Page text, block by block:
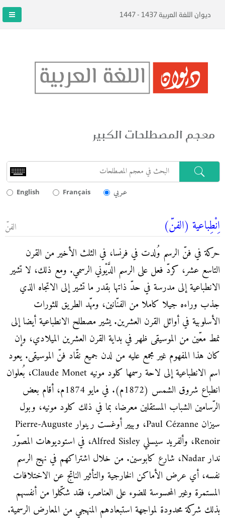
ديوان اللغة العربية 1437 - 1447
معجم المصطلحات الكبير
English Français عـربي
اِنْطِباعية (الفنّ) الفنّ
حركة في فنّ الرسم وُلدت في فرنسا، في الثلث الأخير من القرن
التاسع عشر، كردّ فعل على الرسم الدَّيْوني الرسمي. ومع ذلك، لا تشير
الانطباعية إلى مدرسة في حدّ ذاتها بقدر ما تشير إلى الاتجاه الذي
جذب وراءه جيلا كاملا من الفنّانين، ومهّد الطريق للثورات
الأسلوبية في أوائل القرن العشرين. يشير مصطلح الانطباعية أيضا إلى
نمط معّين من الموسيقى ظهر في بداية القرن العشرين الميلادي، وإن
كان هذا المفهوم غير مجمع عليه من لدن جميع نقّاد فنّ الموسيقى. يعود
اسم الانطباعية إلى لاحة رسمها كلود مونيه Claude Monet، بُعلوان
انطباع شروق الشمس (1872م). في مايو 1874م، أقام بعض
الرّسامين الشباب المستقلين معرضا، بما في ذلك كلود مونيه، وبول
سيزان Paul Cézanne، وبيير أوغست رينوار Pierre-Auguste
Renoir، وألفريد سيسلي Alfred Sisley، في استوديوهات المصوّر
ندار Nadar، شارع كابوسين. من خلال اشتراكهم في نهج الرسم
نفسه، أي عرض الأماكن الخارجية والتأثير الناتج عن الاختلافات
المستمرة وغير المحسوسة للضوء على العناصر، فقد شكّلوا من أنفسهم
بذلك شركة محدودة لمواجهة استبعادهم المنهجي من المعارض الرسمية.